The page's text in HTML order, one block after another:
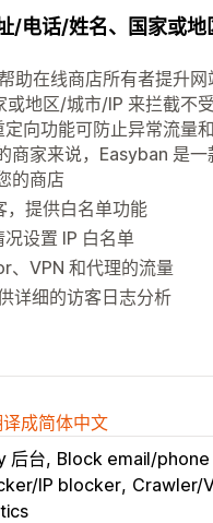
/电话/姓名、国家或
助在线商店所有者提升
地区/城市/IP 来拦截不
向功能可防止异常流量
商家来说，Easyban 是
的商店
提供白名单功能
设置 IP 白名单
、VPN 和代理的流量
详细的访客日志分析
成简体中文
后台 Block email/
IP blocker Crawler/